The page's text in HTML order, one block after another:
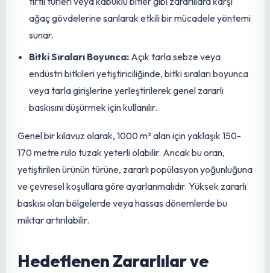
Ağaçlar Arası ve Çevreleyici Koruma:Meyve
bahçelerinde, ağaçlar arasına veya bahçenin
çevresine çekilerek uçan zararlıların (örneğin meyve
sinekleri, bazı kelebek türleri) popülasyonunun
kontrolüne yardımcı olur.
Gövde Sarma (Yürüyen Böcekler İçin):
tırtıl türleri veya kabuklu bitler gibi zararlılara karşı
ağaç gövdelerine sarılarak etkili bir
sunar.
Bitki Sıraları Boyunca:Açık tarla sebze veya
endüstribitkileri
baskısını düşürmek için kullanılır.